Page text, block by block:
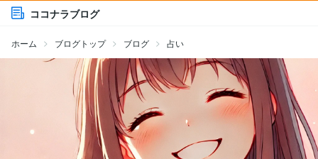
ココナラブログ
ホーム ブログトップ ブログ 占い